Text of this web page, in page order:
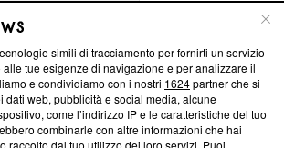
informazioni trasparenti su Blasting
editoriali e su come ci impegniamo a
Inoltre, afferma la nostra aderenza a
with Integrity’Blasting News non è
programma, ma ha richiesto di farne
simili di tracciamento per fornirti un servizio
tue esigenze di navigazione e per analizzare il
e condividiamo con i nostri 1624partner che si
dati web, pubblicità e social media, alcune
come l’indirizzo IP e le caratteristiche del tuo
combinarle con altre informazioni che hai
raccolto dal tuo utilizzo dei loro servizi. Puoi